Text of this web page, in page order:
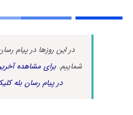
در این روزها در پیام
شماییم.برای مشاهده
در پیام رسان بله